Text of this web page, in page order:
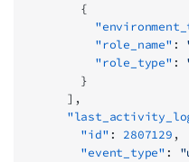
        {
          "role_name"
:
          "role_type"
:
        }
      ],
        "id"
: 2807129 ,
        "event_type"
: